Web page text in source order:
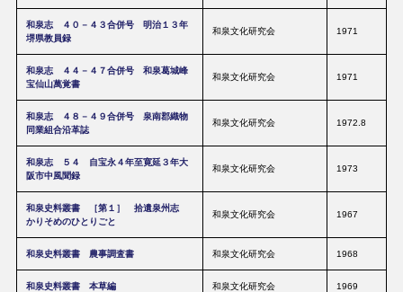
和泉志 ４０－４３合併号 明治１３年
堺県教員録
和泉文化研究会 1971
和泉志 ４４－４７合併号 和泉葛城峰
宝仙山萬覚書
和泉文化研究会 1971
和泉志 ４８－４９合併号 泉南郡織物
同業組合沿革誌
和泉文化研究会 1972.8
和泉志 ５４ 自宝永４年至寛延３年大
阪市中風聞録
和泉文化研究会 1973
和泉史料叢書 ［第１］ 拾遺泉州志
かりそめのひとりごと
和泉文化研究会 1967
和泉史料叢書 農事調査書 和泉文化研究会 1968
和泉史料叢書 本草編 和泉文化研究会 1969